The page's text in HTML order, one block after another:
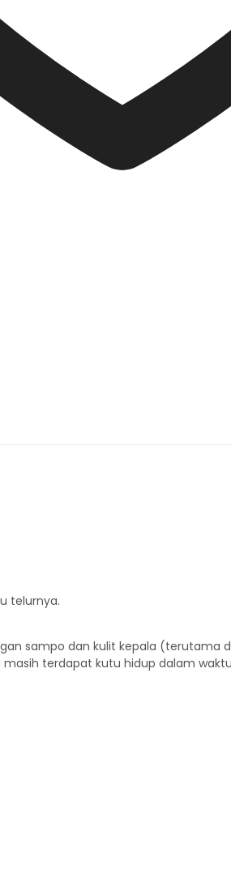
telurnya.
sampo dan kulit kepala (terutama
terdapat kutu hidup dalam